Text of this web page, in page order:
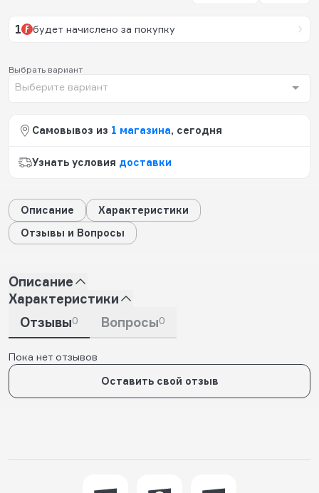
Выбрать вариант
Выберите вариант
1 будет начислено за покупку
Самовывоз из 1 магазина, сегодня
Узнать условия доставки
Описание
Характеристики
Отзывы и Вопросы
Описание
Характеристики
Отзывы0 Вопросы0
Пока нет отзывов
Оставить свой отзыв